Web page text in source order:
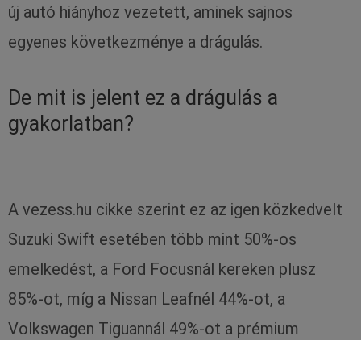
új autó hiányhoz vezetett, aminek sajnos
egyenes következménye a drágulás.
De mit is jelent ez a drágulás a
gyakorlatban?
A vezess.hu cikke szerint ez az igen közkedvelt
Suzuki Swift esetében több mint 50%-os
emelkedést, a Ford Focusnál kereken plusz
85%-ot, míg a Nissan Leafnél 44%-ot, a
Volkswagen Tiguannál 49%-ot a prémium